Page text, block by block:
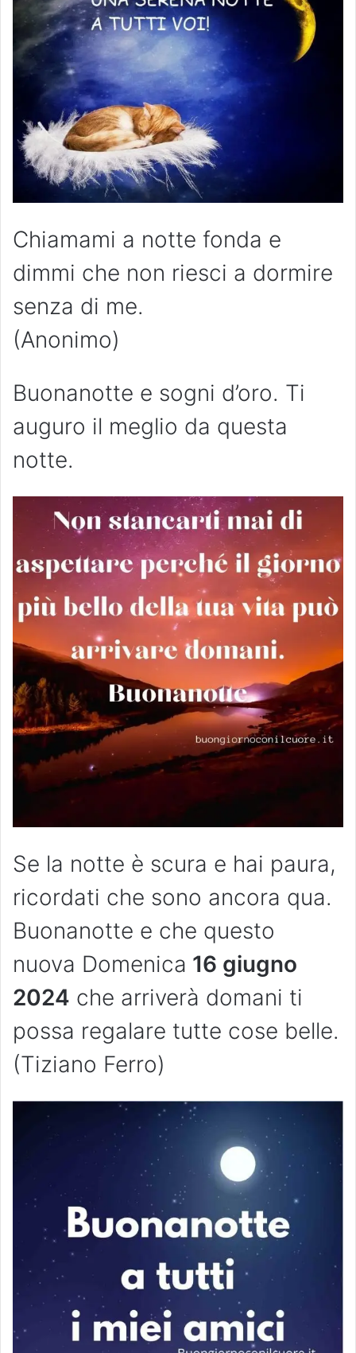
Chiamami a notte fonda e
dimmi che non riesci a dormire
senza di me.
(Anonimo)
Buonanotte e sogni d’oro. Ti
auguro il meglio da questa
notte.
Se la notte è scura e hai paura,
ricordati che sono ancora qua.
Buonanotte e che questo
nuova Domenica 16 giugno
2024 che arriverà domani ti
possa regalare tutte cose belle.
(Tiziano Ferro)